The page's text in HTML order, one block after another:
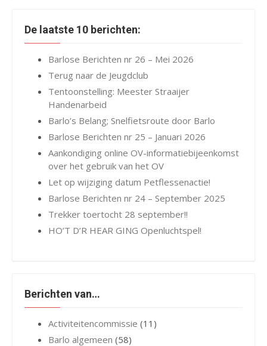
De laatste 10 berichten:
Barlose Berichten nr 26 – Mei 2026
Terug naar de Jeugdclub
Tentoonstelling: Meester Straaijer
Handenarbeid
Barlo’s Belang; Snelfietsroute door Barlo
Barlose Berichten nr 25 – Januari 2026
Aankondiging online OV-informatiebijeenkomst
over het gebruik van het OV
Let op wijziging datum Petflessenactie!
Barlose Berichten nr 24 – September 2025
Trekker toertocht 28 september!!
HO’T D’R HEAR GING Openluchtspel!
Berichten van…
Activiteitencommissie (11)
Barlo algemeen (58)